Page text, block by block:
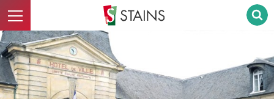
Ouvrir le menu Stains - Retour à l'accueil